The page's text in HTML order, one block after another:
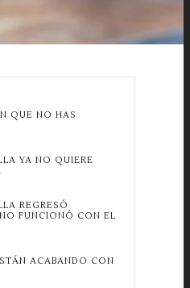
QUE NO HAS
YA NO QUIERE
REGRESÓ
FUNCIONÓ CON EL
ACABANDO CON